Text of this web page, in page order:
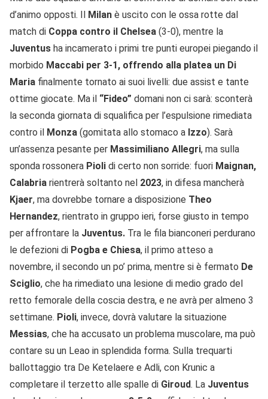
d’animo opposti. Il Milan è uscito con le ossa rotte dal
match di Coppa contro il Chelsea (3-0), mentre la
Juventus ha incamerato i primi tre punti europei piegando il
morbido Maccabi per 3-1, offrendo alla platea un Di
Maria finalmente tornato ai suoi livelli: due assist e tante
ottime giocate. Ma il “Fideo” domani non ci sarà: sconterà
la seconda giornata di squalifica per l’espulsione rimediata
contro il Monza (gomitata allo stomaco a Izzo). Sarà
un’assenza pesante per Massimiliano Allegri, ma sulla
sponda rossonera Pioli di certo non sorride: fuori Maignan,
Calabria rientrerà soltanto nel 2023, in difesa mancherà
Kjaer, ma dovrebbe tornare a disposizione Theo
Hernandez, rientrato in gruppo ieri, forse giusto in tempo
per affrontare la Juventus. Tra le fila bianconeri perdurano
le defezioni di Pogba e Chiesa, il primo atteso a
novembre, il secondo un po’ prima, mentre si è fermato De
Sciglio, che ha rimediato una lesione di medio grado del
retto femorale della coscia destra, e ne avrà per almeno 3
settimane. Pioli, invece, dovrà valutare la situazione
Messias, che ha accusato un problema muscolare, ma può
contare su un Leao in splendida forma. Sulla trequarti
ballottaggio tra De Ketelaere e Adli, con Krunic a
completare il terzetto alle spalle di Giroud. La Juventus